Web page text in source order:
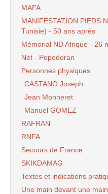
MAFA
MANIFESTATION PIEDS
Tunisie) - 50 ans après
Mémorial ND Afrique - 26
Net - Popodoran
Personnes physiques
CASTANO Joseph
Jean Monneret
Manuel GOMEZ
RAFRAN
RNFA
Secours de France
SKIKDAMAG
Textes et indications
Une main devant une main